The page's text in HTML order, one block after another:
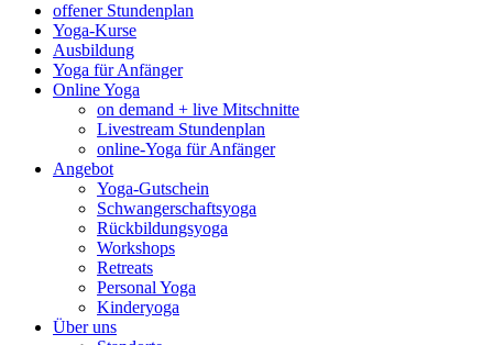
offener Stundenplan
Yoga-Kurse
Ausbildung
Yoga für Anfänger
Online Yoga
on demand + live Mitschnitte
Livestream Stundenplan
online-Yoga für Anfänger
Angebot
Yoga-Gutschein
Schwangerschaftsyoga
Rückbildungsyoga
Workshops
Retreats
Personal Yoga
Kinderyoga
Über uns